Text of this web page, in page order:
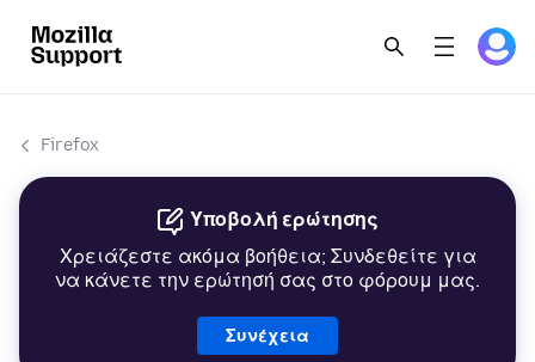
Firefox
Υποβολή ερώτησης
Χρειάζεστε ακόμα βοήθεια; Συνδεθείτε για
να κάνετε την ερώτησή σας στο φόρουμ μας.
Συνέχεια